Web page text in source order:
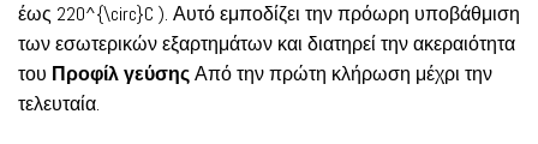
έως 220^{\circ}C ). Αυτό εμποδίζει την πρόωρη υποβάθμιση
των εσωτερικών εξαρτημάτων και διατηρεί την ακεραιότητα
του Προφίλ γεύσηςΑπό την πρώτη κλήρωση μέχρι την
τελευταία.